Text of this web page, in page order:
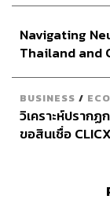
Assistantศิลา รั
Project
Producerนภัสส
Content
ภัทรสุดา บุญญศรี
Video Editorsวุ
Sound
อินโดนีเซีย
Navigating
Thailand and
BUSINESS /
วิเคราะห์ปราก
ขอสินเชื่อ